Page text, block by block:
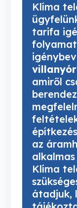
Klíma
tarifa
amiről
az
Klíma
átadjuk,